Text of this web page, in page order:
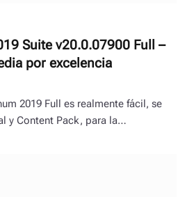
Suite v20.0.07900 Full –
por excelencia
2019 Full es realmente fácil, se
y Content Pack, para la…